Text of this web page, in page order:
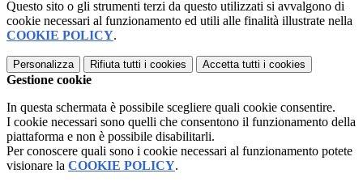
Questo sito o gli strumenti terzi da questo utilizzati si avvalgono di
cookie necessari al funzionamento ed utili alle finalità illustrate nella
COOKIE POLICY.
Personalizza Rifiuta tutti i cookies Accetta tutti i cookies
Gestione cookie
In questa schermata è possibile scegliere quali cookie consentire.
I cookie necessari sono quelli che consentono il funzionamento della
piattaforma e non è possibile disabilitarli.
Per conoscere quali sono i cookie necessari al funzionamento potete
visionare la COOKIE POLICY.